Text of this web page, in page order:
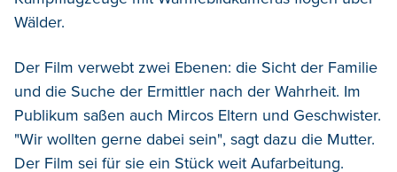
Wälder.
Der Film verwebt zwei Ebenen: die Sicht der Familie
und die Suche der Ermittler nach der Wahrheit. Im
Publikum saßen auch Mircos Eltern und Geschwister.
"Wir wollten gerne dabei sein", sagt dazu die Mutter.
Der Film sei für sie ein Stück weit Aufarbeitung.